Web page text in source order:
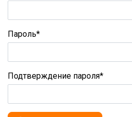
Пароль*
Подтверждение пароля*